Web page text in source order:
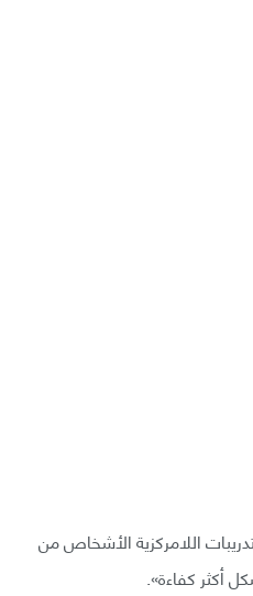
اللامركزية الأشخاص من
أكثر كفاءة».